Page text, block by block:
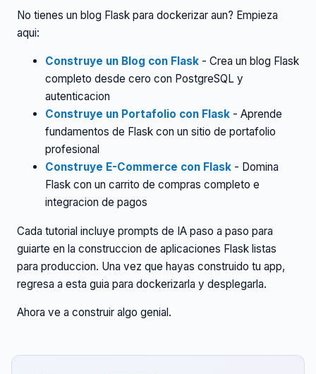
No tienes un blog Flask para dockerizar aun? Empieza
aqui:
Construye un Blog con Flask - Crea un blog Flask
completo desde cero con PostgreSQL y
autenticacion
Construye un Portafolio con Flask - Aprende
fundamentos de Flask con un sitio de portafolio
profesional
Construye E-Commerce con Flask - Domina
Flask con un carrito de compras completo e
integracion de pagos
Cada tutorial incluye prompts de IA paso a paso para
guiarte en la construccion de aplicaciones Flask listas
para produccion. Una vez que hayas construido tu app,
regresa a esta guia para dockerizarla y desplegarla.
Ahora ve a construir algo genial.